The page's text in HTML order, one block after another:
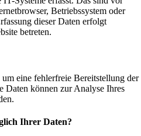
Betriebssystem oder
dieser Daten erfolgt
betreten.
eine fehlerfreie Bereitstellung der
Daten können zur Analyse Ihres
Ihrer Daten?